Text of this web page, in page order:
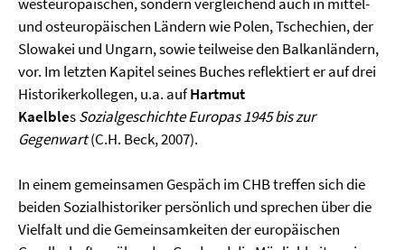
und osteuropäischen Ländern wie Polen, Tschechien, der
Slowakei und Ungarn, sowie teilweise den Balkanländern,
vor. Im letzten Kapitel seines Buches reflektiert er auf drei
Historikerkollegen, u.a. aufHartmut
KaelblesSozialgeschichte Europas 1945 bis zur
Gegenwart(C.H. Beck, 2007).
In einem gemeinsamen Gespäch im CHB treffen sich die
beiden Sozialhistoriker persönlich und sprechen über die
Vielfalt und die Gemeinsamkeiten der europäischen